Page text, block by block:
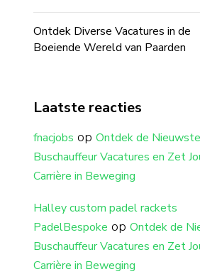
Ontdek Diverse Vacatures in de
Boeiende Wereld van Paarden
Laatste reacties
fnacjobs op Ontdek de Nieuwste
Buschauffeur Vacatures en Zet
Carrière in Beweging
Halley custom padel rackets
PadelBespoke op Ontdek de
Buschauffeur Vacatures en Zet
Carrière in Beweging